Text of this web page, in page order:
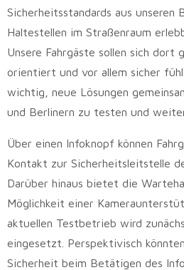
Sicherheitsstandards aus unseren
Haltestellen im Straßenraum
Unsere Fahrgäste sollen sich
orientiert und vor allem sicher
wichtig, neue Lösungen
und Berlinern zu testen und
Über einen Infoknopf können
Kontakt zur Sicherheitsleitstelle
Darüber hinaus bietet die
Möglichkeit einer
aktuellen Testbetrieb wird
eingesetzt. Perspektivisch
Sicherheit beim Betätigen des